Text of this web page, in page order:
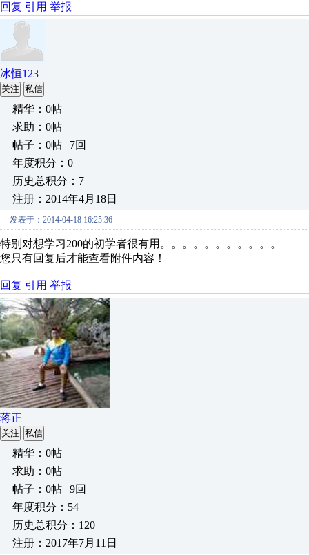
回复 引用 举报
冰恒123
关注 私信
精华：0帖
求助：0帖
帖子：0帖 | 7回
年度积分：0
历史总积分：7
注册：2014年4月18日
发表于：2014-04-18 16:25:36
特别对想学习200的初学者很有用。。。。。。。。。。。
您只有回复后才能查看附件内容！
回复 引用 举报
蒋正
关注 私信
精华：0帖
求助：0帖
帖子：0帖 | 9回
年度积分：54
历史总积分：120
注册：2017年7月11日